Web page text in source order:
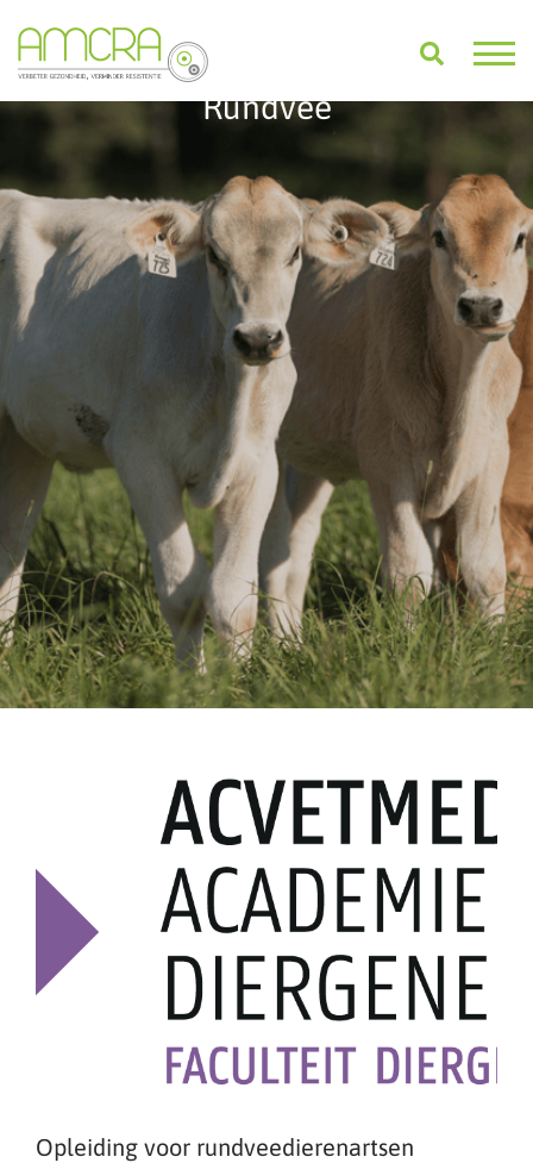
Rundvee
Opleiding voor rundveedierenartsen